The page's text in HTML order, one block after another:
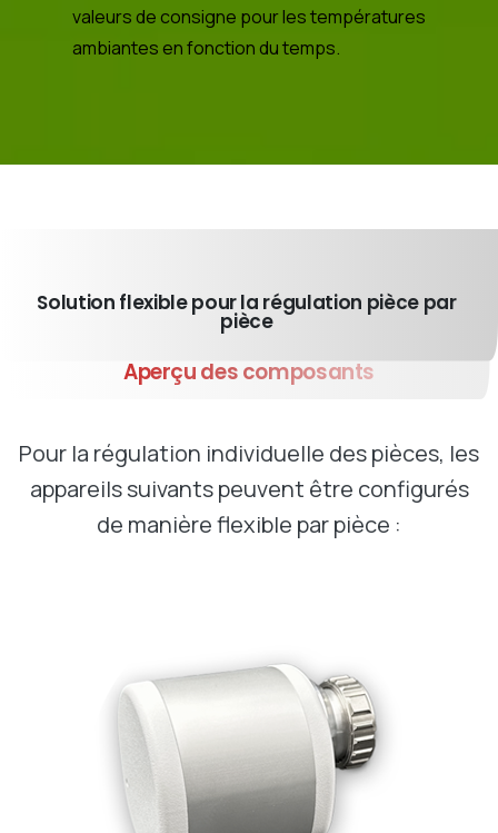
valeurs de consigne pour les températures
ambiantes en fonction du temps.
Solution flexible pour la régulation pièce par
pièce
Aperçudescomposants
Pour la régulation individuelle des pièces, les
appareils suivants peuvent être configurés
de manière flexible par pièce :